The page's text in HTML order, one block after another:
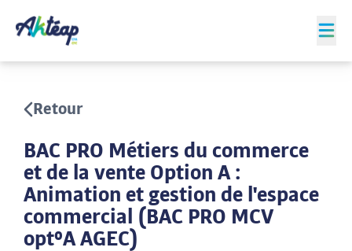
Retour
BAC PRO Métiers du commerce
et de la vente Option A :
Animation et gestion de l'espace
commercial (BAC PRO MCV
opt°A AGEC)